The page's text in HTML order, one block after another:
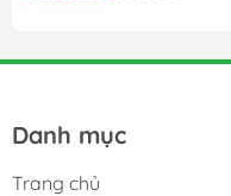
Danh mục
Trang chủ